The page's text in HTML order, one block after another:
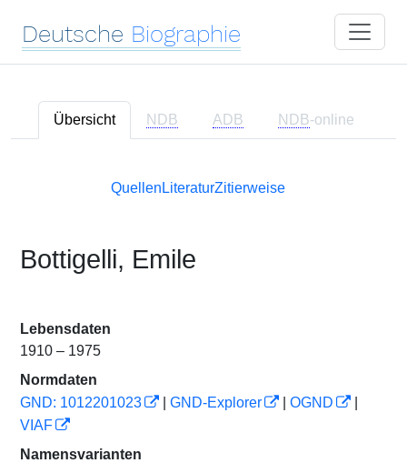
Deutsche Biographie
Übersicht NDB ADB NDB-online
Quellen LiteraturZitierweise
Bottigelli, Emile
Lebensdaten
1910 – 1975
Normdaten
GND: 1012201023
GND-Explorer OGND
VIAF
Namensvarianten